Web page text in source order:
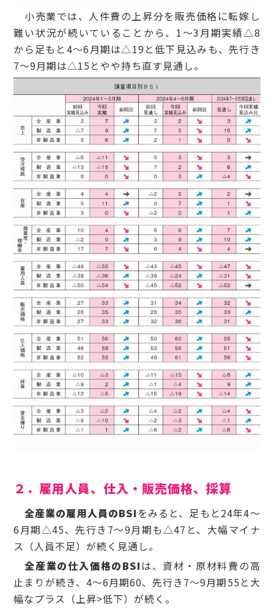
小売業では、人件費の上昇分を販売価格に転嫁し
難い状況が続いていることから、1～3月期実績△8
から足もと4～6月期は△19と低下見込みも、先行き
7～9月期は△15とやや持ち直す見通し。
２．雇用人員、仕入・販売価格、採算
全産業の雇用人員のBSIをみると、足もと24年4～
6月期△45、先行き7～9月期も△47と、大幅マイナ
ス（人員不足）が続く見通し。
全産業の仕入価格のBSIは、資材・原材料費の高
止まりが続き、4～6月期60、先行き7～9月期55と大
幅なプラス（上昇>低下）が続く。